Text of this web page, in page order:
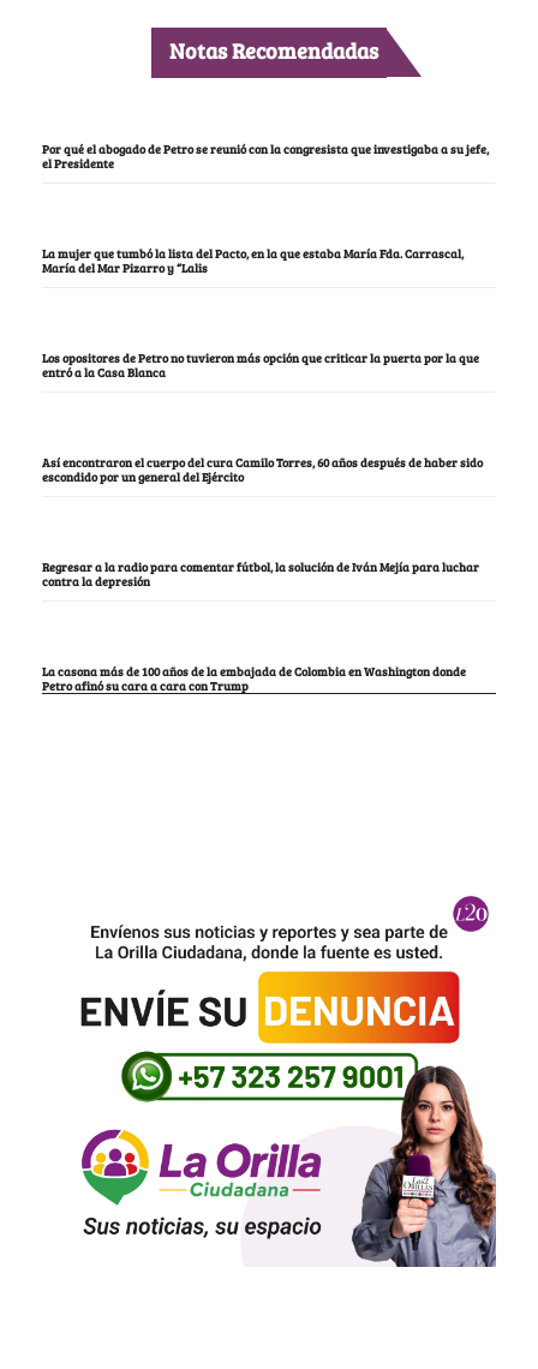
Notas Recomendadas
Por qué el abogado de Petro se reunió con la congresista que investigaba a su jefe,
el Presidente
La mujer que tumbó la lista del Pacto, en la que estaba María Fda. Carrascal,
María del Mar Pizarro y “Lalis
Los opositores de Petro no tuvieron más opción que criticar la puerta por la que
entró a la Casa Blanca
Así encontraron el cuerpo del cura Camilo Torres, 60 años después de haber sido
escondido por un general del Ejército
Regresar a la radio para comentar fútbol, la solución de Iván Mejía para luchar
contra la depresión
La casona más de 100 años de la embajada de Colombia en Washington donde
Petro afinó su cara a cara con Trump